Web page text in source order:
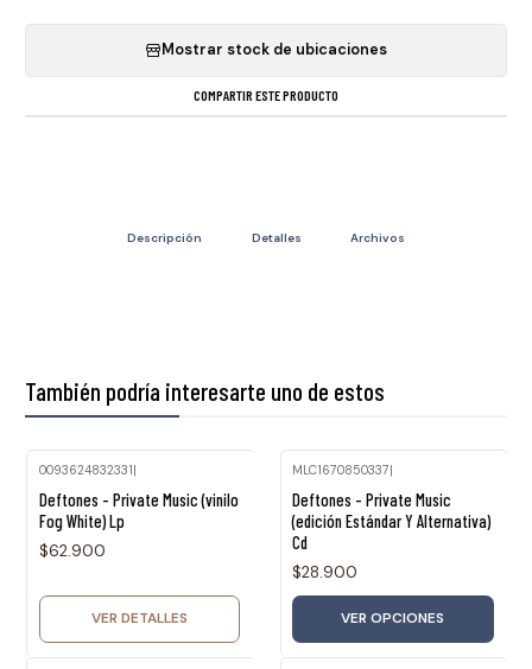
Mostrar stock de ubicaciones
COMPARTIR ESTE PRODUCTO
Descripción Detalles Archivos
También podría interesarte uno de estos
0093624832331|
Deftones - Private Music (vinilo
Fog White) Lp
$62.900
VER DETALLES
MLC1670850337|
Deftones - Private Music
(edición Estándar Y Alternativa)
Cd
$28.900
VER OPCIONES